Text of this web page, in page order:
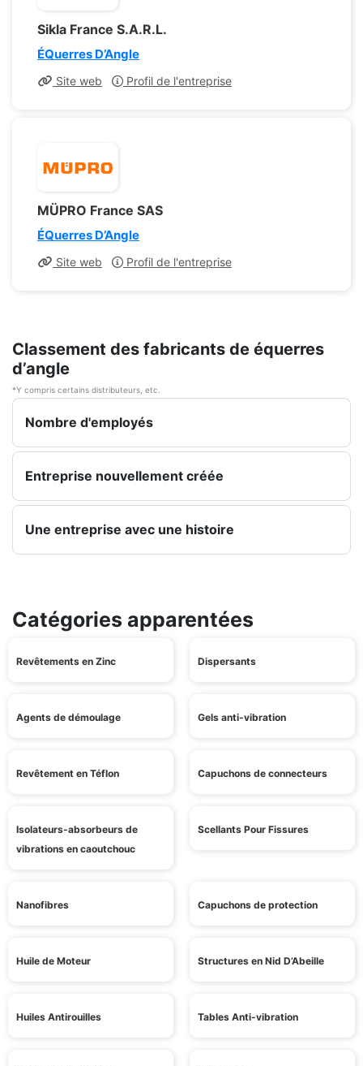
Sikla France S.A.R.L.
ÉQuerres D’Angle
Site web Profil de l'entreprise
MÜPRO France SAS
ÉQuerres D’Angle
Site web Profil de l'entreprise
Classement des fabricants de équerres
d’angle
*Y compris certains distributeurs, etc.
Nombre d'employés
Entreprise nouvellement créée
Une entreprise avec une histoire
Catégories apparentées
Revêtements en Zinc Dispersants
Agents de démoulage Gels anti-vibration
Revêtement en Téflon Capuchons de connecteurs
Isolateurs-absorbeurs de
vibrations en caoutchouc
Scellants Pour Fissures
Nanofibres Capuchons de protection
Huile de Moteur Structures en Nid D’Abeille
Huiles Antirouilles Tables Anti-vibration